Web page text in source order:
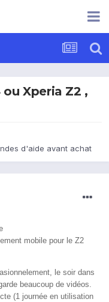
Xperia Z2 ,
d'aide avant achat
mobile pour le Z2
le soir dans
beaucoup de vidéos.
(1 journée en utilisation